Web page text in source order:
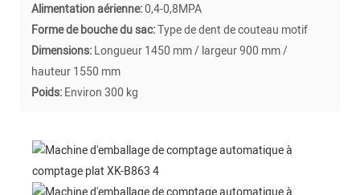
Alimentation aérienne:0,4-0,8MPA
Forme de bouche du sac:Type de dent de couteau motif
Dimensions:Longueur 1450 mm / largeur 900 mm /
hauteur 1550 mm
Poids:Environ 300 kg